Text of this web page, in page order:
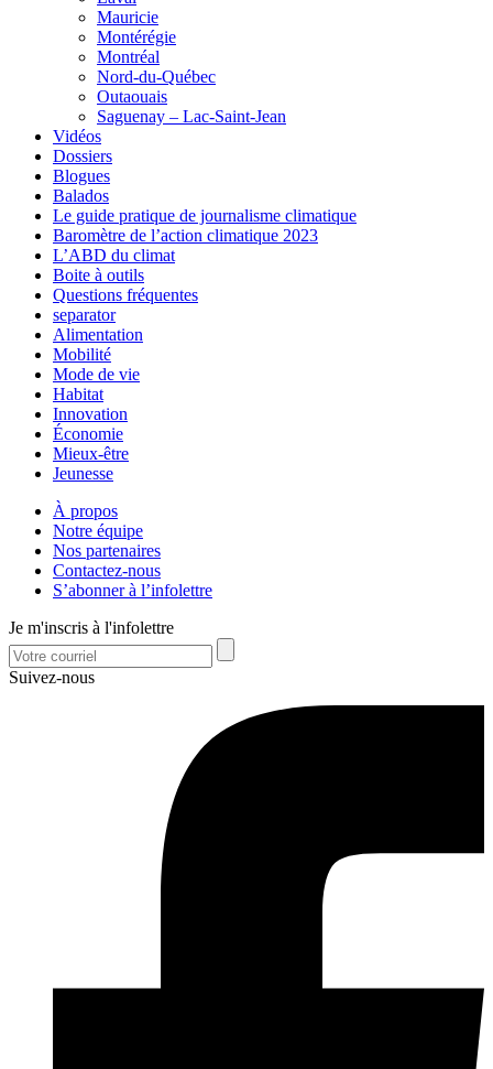
Mauricie
Montérégie
Montréal
Nord-du-Québec
Outaouais
Saguenay – Lac-Saint-Jean
Vidéos
Dossiers
Blogues
Balados
Le guide pratique de journalisme climatique
Baromètre de l’action climatique 2023
L’ABD du climat
Boite à outils
Questions fréquentes
separator
Alimentation
Mobilité
Mode de vie
Habitat
Innovation
Économie
Mieux-être
Jeunesse
À propos
Notre équipe
Nos partenaires
Contactez-nous
S’abonner à l’infolettre
Je m'inscris à l'infolettre
Suivez-nous